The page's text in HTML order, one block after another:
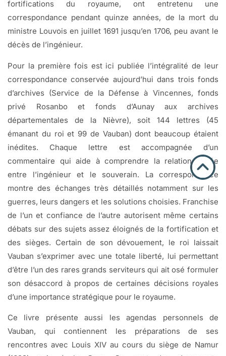
fortifications du royaume, ont entretenu une
correspondance pendant quinze années, de la mort du
ministre Louvois en juillet 1691 jusqu’en 1706, peu avant le
décès de l’ingénieur.
Pour la première fois est ici publiée l’intégralité de leur
correspondance conservée aujourd’hui dans trois fonds
d’archives (Service de la Défense à Vincennes, fonds
privé Rosanbo et fonds d’Aunay aux archives
départementales de la Nièvre), soit 144 lettres (45
émanant du roi et 99 de Vauban) dont beaucoup étaient
inédites. Chaque lettre est accompagnée d’un
commentaire qui aide à comprendre la relation tissée
entre l’ingénieur et le souverain. La correspondance
montre des échanges très détaillés notamment sur les
guerres, leurs dangers et les solutions choisies. Franchise
de l’un et confiance de l’autre autorisent même certains
débats sur des sujets assez éloignés de la fortification et
des sièges. Certain de son dévouement, le roi laissait
Vauban s’exprimer avec une totale liberté, lui permettant
d’être l’un des rares grands serviteurs qui ait osé formuler
son désaccord à propos de certaines décisions royales
d’une importance stratégique pour le royaume.
Ce livre présente aussi les agendas personnels de
Vauban, qui contiennent les préparations de ses
rencontres avec Louis XIV au cours du siège de Namur